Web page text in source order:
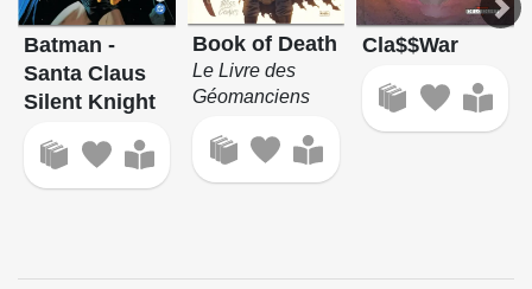
Batman -
Santa Claus
Silent Knight
Book of Death
Le Livre des
Géomanciens
Cla$$War